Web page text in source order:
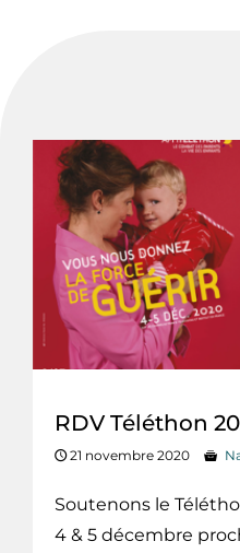
RDV Téléthon
21 novembre 2020
Soutenons le
4 & 5 décembre